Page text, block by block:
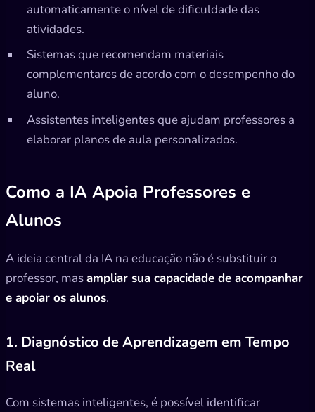
automaticamente o nível de dificuldade das
atividades.
Sistemas que recomendam materiais
complementares de acordo com o desempenho do
aluno.
Assistentes inteligentes que ajudam professores a
elaborar planos de aula personalizados.
Como a IA Apoia Professores e
Alunos
A ideia central da IA na educação não é substituir o
professor, masampliar sua capacidade de acompanhar
e apoiar os alunos.
1. Diagnóstico de Aprendizagem em Tempo
Real
Com sistemas inteligentes, é possível identificar